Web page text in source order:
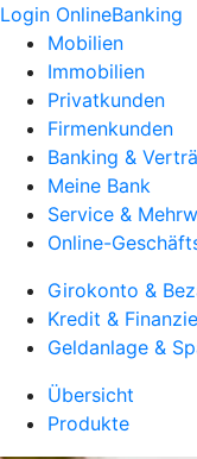
Login OnlineBanking
Mobilien
Immobilien
Privatkunden
Firmenkunden
Banking &
Meine Bank
Service &
Online-
Girokonto &
Kredit &
Geldanlage &
Übersicht
Produkte